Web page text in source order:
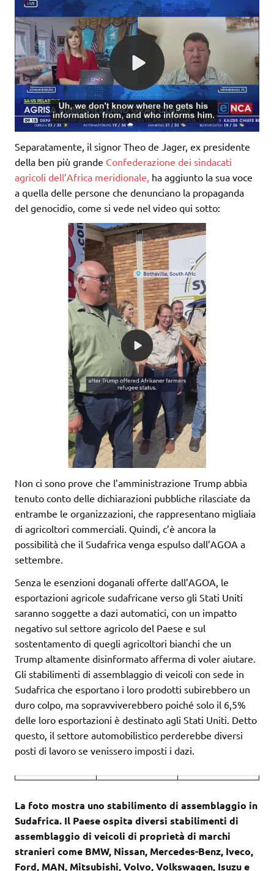
Separatamente, il signor Theo de Jager, ex presidente
della ben più grande Confederazione dei sindacati
agricoli dell’Africa meridionale, ha aggiunto la sua voce
a quella delle persone che denunciano la propaganda
del genocidio, come si vede nel video qui sotto:
Non ci sono prove che l’amministrazione Trump abbia
tenuto conto delle dichiarazioni pubbliche rilasciate da
entrambe le organizzazioni, che rappresentano migliaia
di agricoltori commerciali. Quindi, c’è ancora la
possibilità che il Sudafrica venga espulso dall’AGOA a
settembre.
Senza le esenzioni doganali offerte dall’AGOA, le
esportazioni agricole sudafricane verso gli Stati Uniti
saranno soggette a dazi automatici, con un impatto
negativo sul settore agricolo del Paese e sul
sostentamento di quegli agricoltori bianchi che un
Trump altamente disinformato afferma di voler aiutare.
Gli stabilimenti di assemblaggio di veicoli con sede in
Sudafrica che esportano i loro prodotti subirebbero un
duro colpo, ma sopravviverebbero poiché solo il 6,5%
delle loro esportazioni è destinato agli Stati Uniti. Detto
questo, il settore automobilistico perderebbe diversi
posti di lavoro se venissero imposti i dazi.
La foto mostra uno stabilimento di assemblaggio in
Sudafrica. Il Paese ospita diversi stabilimenti di
assemblaggio di veicoli di proprietà di marchi
stranieri come BMW, Nissan, Mercedes-Benz, Iveco,
Ford, MAN, Mitsubishi, Volvo, Volkswagen, Isuzu e